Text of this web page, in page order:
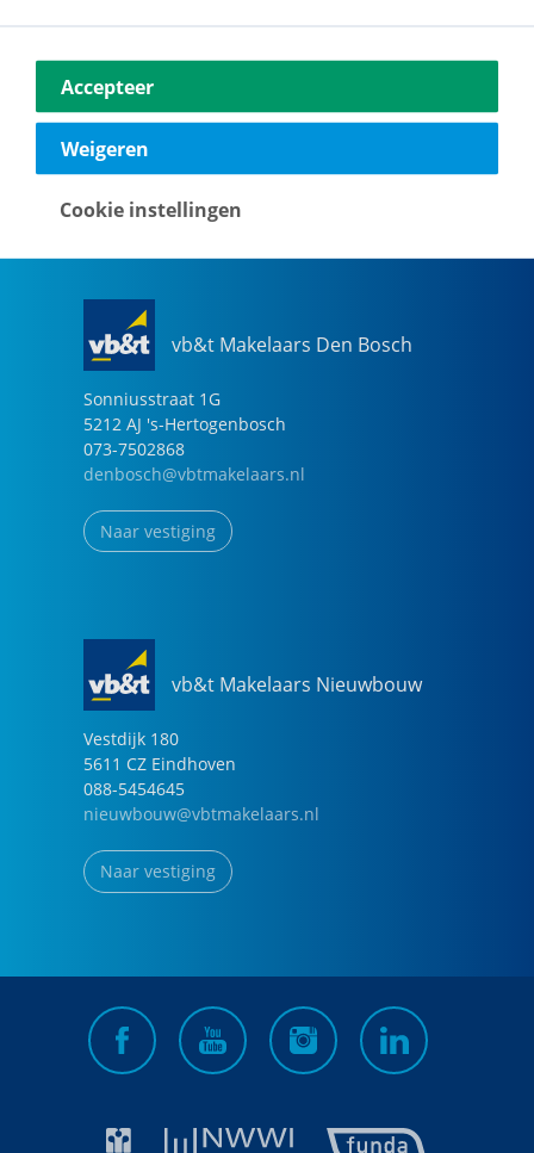
Vestdijk 180
5611 CZ Eindhoven
040-2696949
vb&t Makelaars Den Bosch
Sonniusstraat 1G
5212 AJ 's-Hertogenbosch
073-7502868
denbosch@vbtmakelaars.nl
Naar vestiging
vb&t Makelaars Nieuwbouw
Vestdijk 180
5611 CZ Eindhoven
088-5454645
nieuwbouw@vbtmakelaars.nl
Naar vestiging
Accepteer
Weigeren
Cookie instellingen